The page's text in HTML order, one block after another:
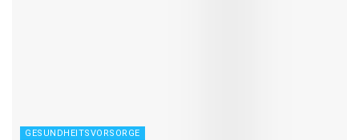
GESUNDHEITSVORSORGE